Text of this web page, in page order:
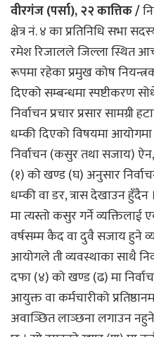
वीरगंज (पर्सा), २२ कात्तिक /
क्षेत्र नं. ४ का प्रतिनिधि सभा
रमेश रिजालले जिल्ला स्थित
रूपमा रहेका प्रमुख कोष
दिएको सम्बन्धमा स्पष्टीकरण
निर्वाचन प्रचार प्रसार
धम्की दिएको विषयमा
निर्वाचन (कसुर तथा सजाय)
(१) को खण्ड (घ) अनुसार
धम्की वा डर, त्रास देखाउन
मा त्यस्तो कसुर गर्ने
वर्षसम्म कैद वा दुवै सजाय हुने
आयोगले ती व्यवस्थाका साथै
दफा (४) को खण्ड (ढ) मा
आयुक्त वा कर्मचारीको
अवाञ्छित लाञ्छना लगाउन